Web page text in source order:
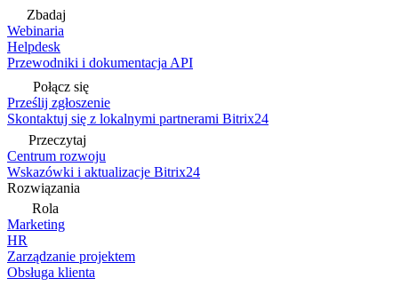
Zbadaj
Webinaria
Helpdesk
Przewodniki i dokumentacja API
Połącz się
Prześlij zgłoszenie
Skontaktuj się z lokalnymi partnerami Bitrix24
Przeczytaj
Centrum rozwoju
Wskazówki i aktualizacje Bitrix24
Rozwiązania
Rola
Marketing
HR
Zarządzanie projektem
Obsługa klienta